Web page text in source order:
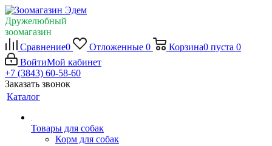
Дружелюбный
зоомагазин
Сравнение0 Отложенные 0 Корзина0 пуста 0
ВойтиМой кабинет
+7 (3843) 60-58-60
Заказать звонок
Каталог
Товары для собак
Корм для собак